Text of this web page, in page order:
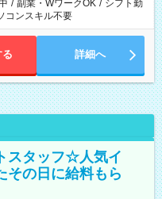
/ 副業・WワークOK / シフト勤
コンスキル不要
る 詳細へ
スタッフ☆人気イ
その日に給料もら